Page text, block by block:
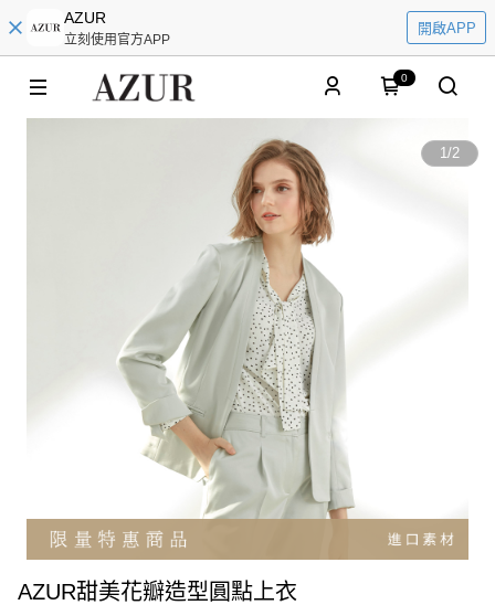
AZUR
立刻使用官方APP
開啟APP
0
1/2
AZUR甜美花瓣造型圓點上衣